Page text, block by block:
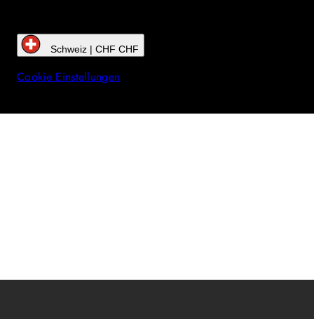
Schweiz | CHF CHF
Cookie Einstellungen